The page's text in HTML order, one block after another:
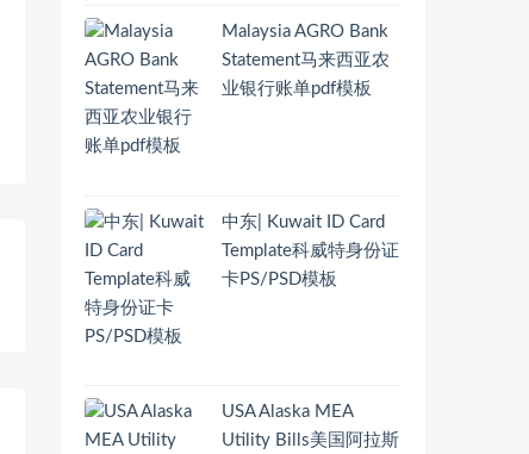
Malaysia AGRO Bank
Statement马来西亚农
业银行账单pdf模板
中东| Kuwait ID Card
Template科威特身份证
卡PS/PSD模板
USA Alaska MEA
Utility Bills美国阿拉斯